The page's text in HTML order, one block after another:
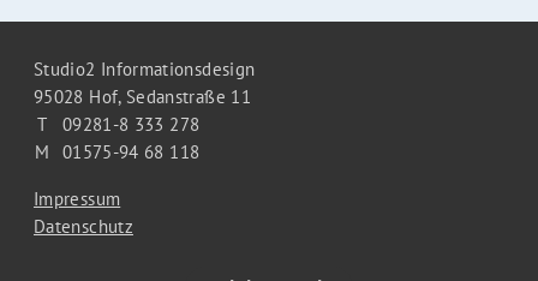
Studio2 Informationsdesign
95028 Hof, Sedanstraße 11
T
09281-8 333 278
M
01575-94 68 118
Impressum
Datenschutz